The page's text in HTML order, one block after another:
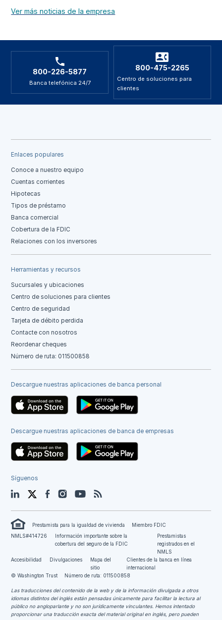
Ver más noticias de la empresa
800-226-5877
Banca telefónica 24/7
800-475-2265
Centro de soluciones para
clientes
Enlaces populares
Conoce a nuestro equipo
Cuentas corrientes
Hipotecas
Tipos de préstamo
Banca comercial
Cobertura de la FDIC
Relaciones con los inversores
Herramientas y recursos
Sucursales y ubicaciones
Centro de soluciones para clientes
Centro de seguridad
Tarjeta de débito perdida
Contacte con nosotros
Reordenar cheques
Número de ruta: 011500858
Descargue nuestras aplicaciones de banca personal
Descargue nuestras aplicaciones de banca de empresas
Síguenos
LinkedIn TwitterFacebookInstagramYouTube
Prestamista para la igualdad de vivienda
Miembro FDIC
NMLS#414726
Información importante sobre la
cobertura del seguro de la FDIC
Prestamistas
registrados en el
NMLS
Accesibilidad
Divulgaciones
Mapa del
sitio
Clientes de la banca en línea
internacional
© Washington Trust
Número de ruta: 011500858
Las traducciones del contenido de la web y de la información divulgada a otros
idiomas distintos del inglés están pensadas únicamente para facilitar la lectura al
público no angloparlante y no son jurídicamente vinculantes. Hemos intentado
proporcionar una traducción exacta del material original en inglés, pero pueden